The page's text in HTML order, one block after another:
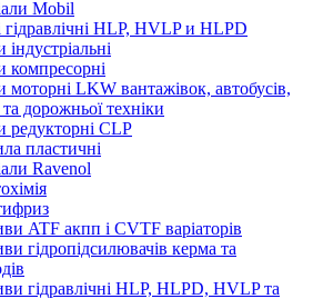
Mobil
HLP, HVLP и HLPD
компресорні
LKW вантажівок, автобусів,
та дорожньої техніки
редукторні CLP
пластичні
Ravenol
ATF акпп і CVTF варіаторів
гідропідсилювачів керма та
гідравлічні HLP, HLPD, HVLP та